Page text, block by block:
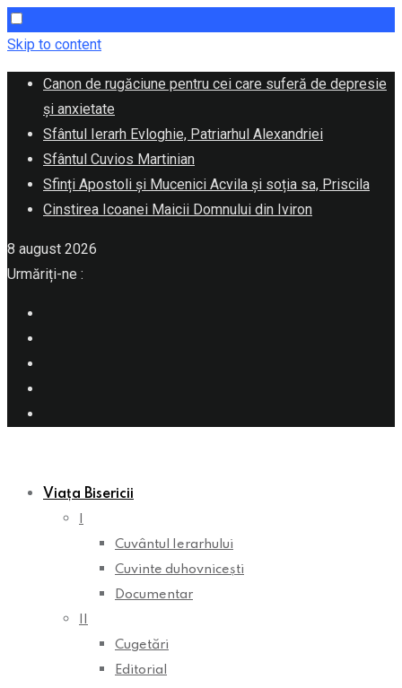
Skip to content
Canon de rugăciune pentru cei care suferă de depresie
și anxietate
Sfântul Ierarh Evloghie, Patriarhul Alexandriei
Sfântul Cuvios Martinian
Sfinți Apostoli și Mucenici Acvila și soția sa, Priscila
Cinstirea Icoanei Maicii Domnului din Iviron
8 august 2026
Urmăriți-ne :
Viața Bisericii
Cuvântul Ierarhului
Cuvinte duhovnicești
Documentar
Cugetări
Editorial